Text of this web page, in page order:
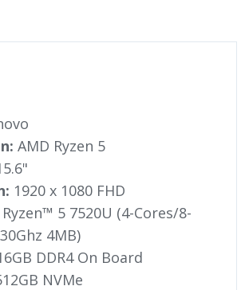
AMD Ryzen 5
1920 x 1080 FHD
5 7520U (4-Cores/8-
4MB)
DDR4 On Board
NVMe